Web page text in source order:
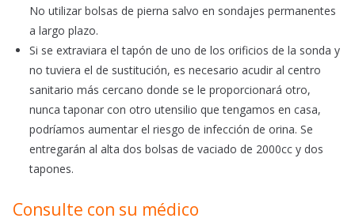
No utilizar bolsas de pierna salvo en sondajes permanentes
a largo plazo.
Si se extraviara el tapón de uno de los orificios de la sonda y
no tuviera el de sustitución, es necesario acudir al centro
sanitario más cercano donde se le proporcionará otro,
nunca taponar con otro utensilio que tengamos en casa,
podríamos aumentar el riesgo de infección de orina. Se
entregarán al alta dos bolsas de vaciado de 2000cc y dos
tapones.
Consulte con su médico